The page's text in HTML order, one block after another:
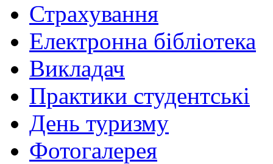
Страхування
Електронна бібліотека
Викладач
Практики студентські
День туризму
Фотогалерея